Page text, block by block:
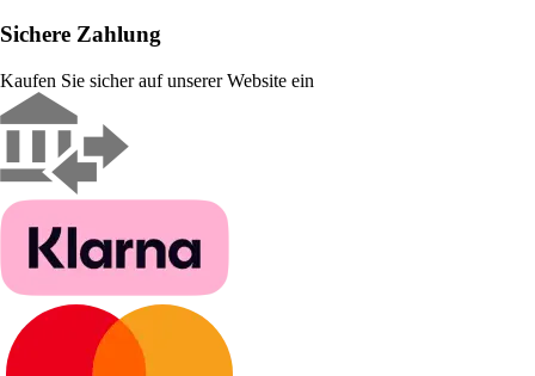
Sichere Zahlung
Kaufen Sie sicher auf unserer Website ein